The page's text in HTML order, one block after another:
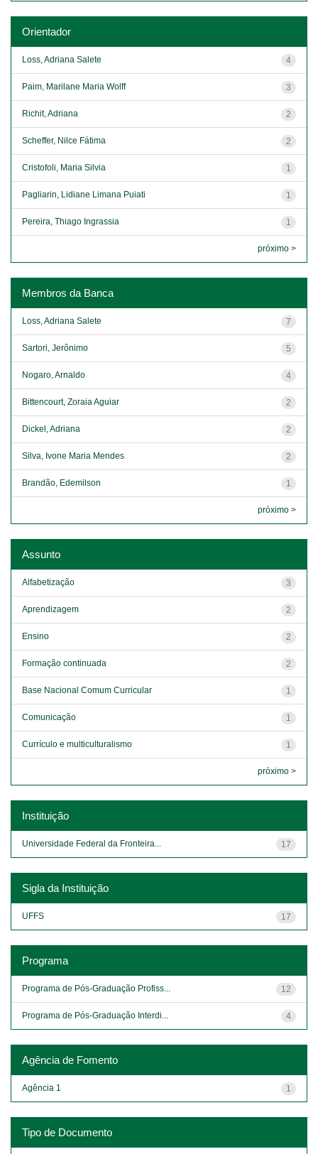
Orientador
4
Loss, Adriana Salete
3
Paim, Marilane Maria Wolff
2
Richit, Adriana
2
Scheffer, Nilce Fátima
1
Cristofoli, Maria Silvia
1
Pagliarin, Lidiane Limana Puiati
1
Pereira, Thiago Ingrassia
próximo >
Membros da Banca
7
Loss, Adriana Salete
5
Sartori, Jerônimo
4
Nogaro, Arnaldo
2
Bittencourt, Zoraia Aguiar
2
Dickel, Adriana
2
Silva, Ivone Maria Mendes
1
Brandão, Edemilson
próximo >
Assunto
3
Alfabetização
2
Aprendizagem
2
Ensino
2
Formação continuada
1
Base Nacional Comum Curricular
1
Comunicação
1
Currículo e multiculturalismo
próximo >
Instituição
17
Universidade Federal da Fronteira...
Sigla da Instituição
17
UFFS
Programa
12
Programa de Pós-Graduação Profiss...
4
Programa de Pós-Graduação Interdi...
Agência de Fomento
1
Agência 1
Tipo de Documento